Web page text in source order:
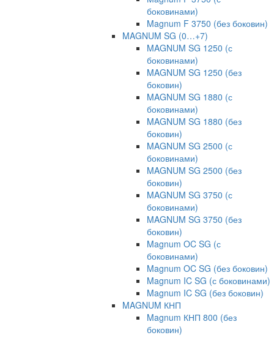
боковинами)
Magnum F 3750 (без боковин)
MAGNUM SG (0…+7)
MAGNUM SG 1250 (с
боковинами)
MAGNUM SG 1250 (без
боковин)
MAGNUM SG 1880 (с
боковинами)
MAGNUM SG 1880 (без
боковин)
MAGNUM SG 2500 (с
боковинами)
MAGNUM SG 2500 (без
боковин)
MAGNUM SG 3750 (с
боковинами)
MAGNUM SG 3750 (без
боковин)
Magnum OC SG (с
боковинами)
Magnum OC SG (без боковин)
Magnum IC SG (с боковинами)
Magnum IC SG (без боковин)
MAGNUM КНП
Magnum КНП 800 (без
боковин)